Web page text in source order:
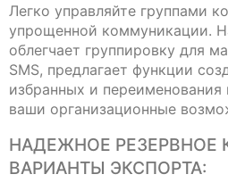
Легко управляйте группами
упрощенной коммуникации.
облегчает группировку для
SMS, предлагает функции
избранных и переименования
ваши организационные
НАДЕЖНОЕ РЕЗЕРВНОЕ
ВАРИАНТЫ ЭКСПОРТА: